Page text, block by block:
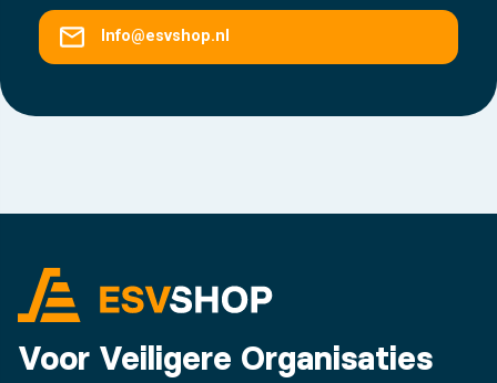
Info@esvshop.nl
Voor Veiligere Organisaties